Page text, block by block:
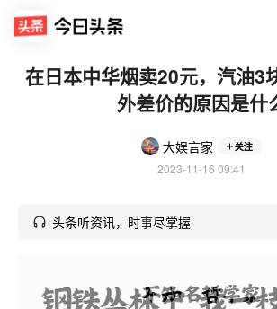
在日本中华烟卖20元，汽油3
外差价的原因是什
大娱言家 关注
2023-11-16 09:41
头条听资讯，时事尽掌握